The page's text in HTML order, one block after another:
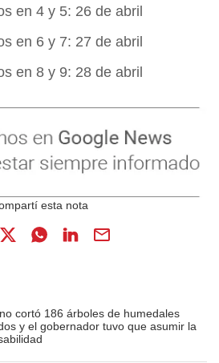
en 4 y 5: 26 de abril
en 6 y 7: 27 de abril
en 8 y 9: 28 de abril
cortó 186 árboles de humedales
y el gobernador tuvo que asumir la